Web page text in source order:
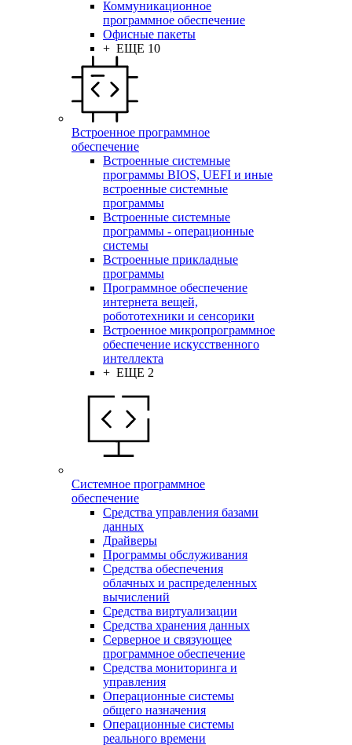
Коммуникационное
программное обеспечение
Офисные пакеты
+ ЕЩЕ 10
Встроенное программное
обеспечение
Встроенные системные
программы BIOS, UEFI и иные
встроенные системные
программы
Встроенные системные
программы - операционные
системы
Встроенные прикладные
программы
Программное обеспечение
интернета вещей,
робототехники и сенсорики
Встроенное микропрограммное
обеспечение искусственного
интеллекта
+ ЕЩЕ 2
Системное программное
обеспечение
Средства управления базами
данных
Драйверы
Программы обслуживания
Средства обеспечения
облачных и распределенных
вычислений
Средства виртуализации
Средства хранения данных
Серверное и связующее
программное обеспечение
Средства мониторинга и
управления
Операционные системы
общего назначения
Операционные системы
реального времени